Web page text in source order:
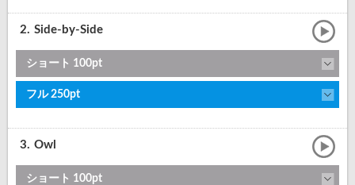
2. Side-by-Side
ショート 100pt
フル 250pt
3. Owl
ショート 100pt